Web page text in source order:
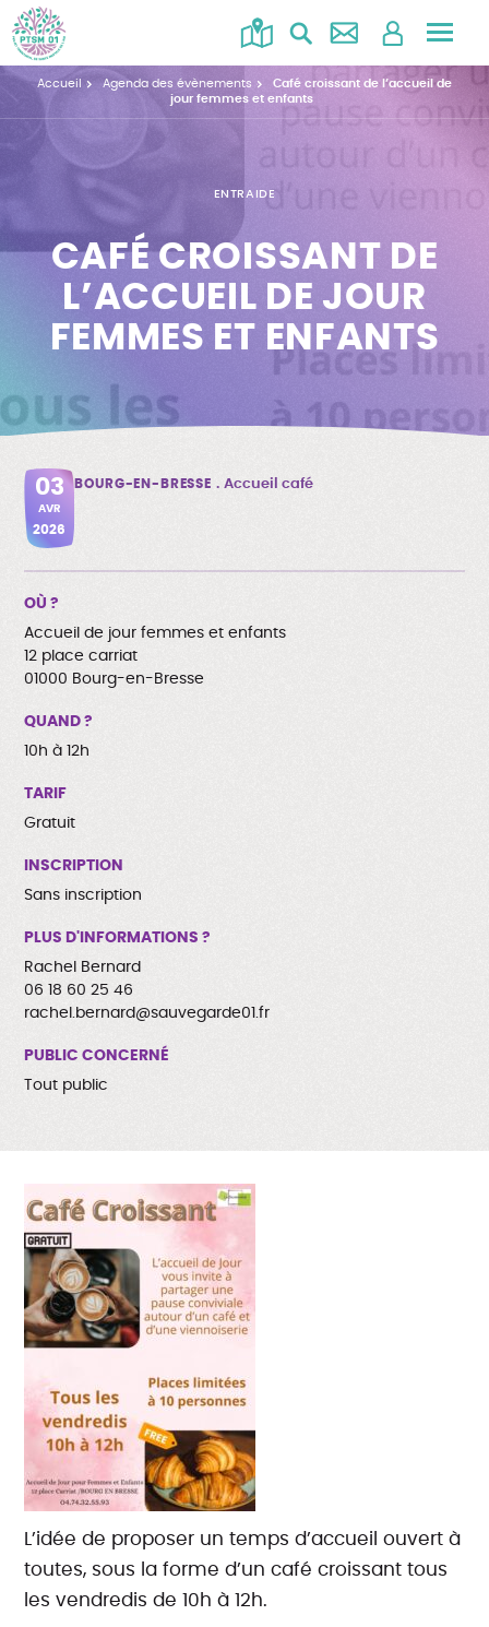
au
Accueil Agenda des évènements
Café croissant de l’accueil de
jour femmes et enfants
ENTRAIDE
CAFÉ CROISSANT DE
L’ACCUEIL DE JOUR
FEMMES ET ENFANTS
03
AVR
2026
BOURG-EN-BRESSE Accueil café
OÙ ?
Accueil de jour femmes et enfants
12 place carriat
01000 Bourg-en-Bresse
QUAND ?
10h à 12h
TARIF
Gratuit
INSCRIPTION
Sans inscription
PLUS D'INFORMATIONS ?
Rachel Bernard
06 18 60 25 46
rachel.bernard@sauvegarde01.fr
PUBLIC CONCERNÉ
Tout public
L’idée de proposer un temps d’accueil ouvert à
toutes, sous la forme d’un café croissant tous
les vendredis de 10h à 12h.